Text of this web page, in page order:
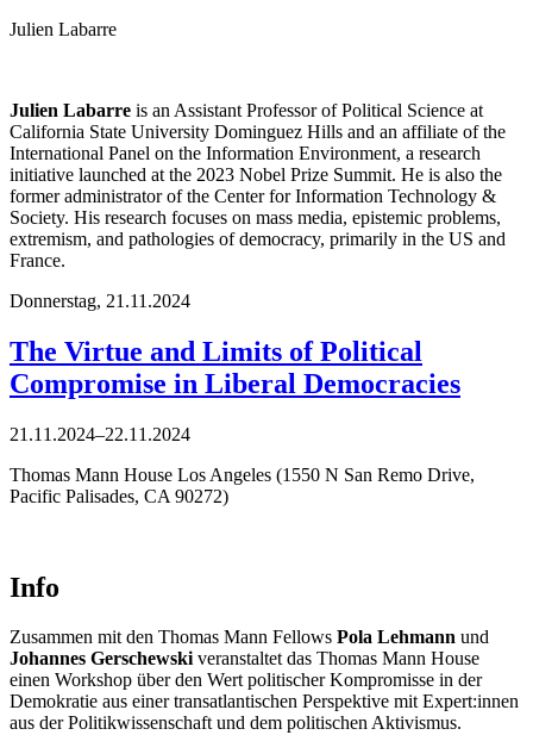
Julien Labarre
Julien Labarre is an Assistant Professor of Political Science at
California State University Dominguez Hills and an affiliate of the
International Panel on the Information Environment, a research
initiative launched at the 2023 Nobel Prize Summit. He is also the
former administrator of the Center for Information Technology &
Society. His research focuses on mass media, epistemic problems,
extremism, and pathologies of democracy, primarily in the US and
France.
Donnerstag, 21.11.2024
The Virtue and Limits of Political
Compromise in Liberal Democracies
21.11.2024–22.11.2024
Thomas Mann House Los Angeles (1550 N San Remo Drive,
Pacific Palisades, CA 90272)
Info
Zusammen mit den Thomas Mann Fellows Pola Lehmann und
Johannes Gerschewskiveranstaltet das Thomas Mann House
einen Workshop über den Wert politischer Kompromisse in der
Demokratie aus einer transatlantischen Perspektive mit Expert:innen
aus der Politikwissenschaft und dem politischen Aktivismus.